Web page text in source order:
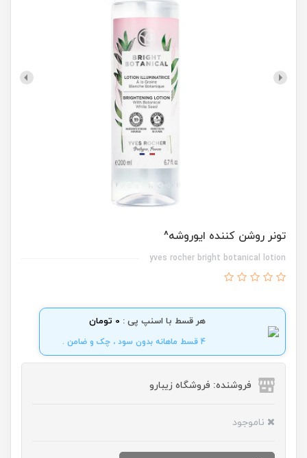
تونر روشن کننده ایوروشه^
yves rocher bright botanical lotion
هر قسط با اسنپ پی : 0 تومان
4 قسط ماهانه بدون سود ، چک و ضامن .
فروشنده: فروشگاه زیبارو
ناموجود